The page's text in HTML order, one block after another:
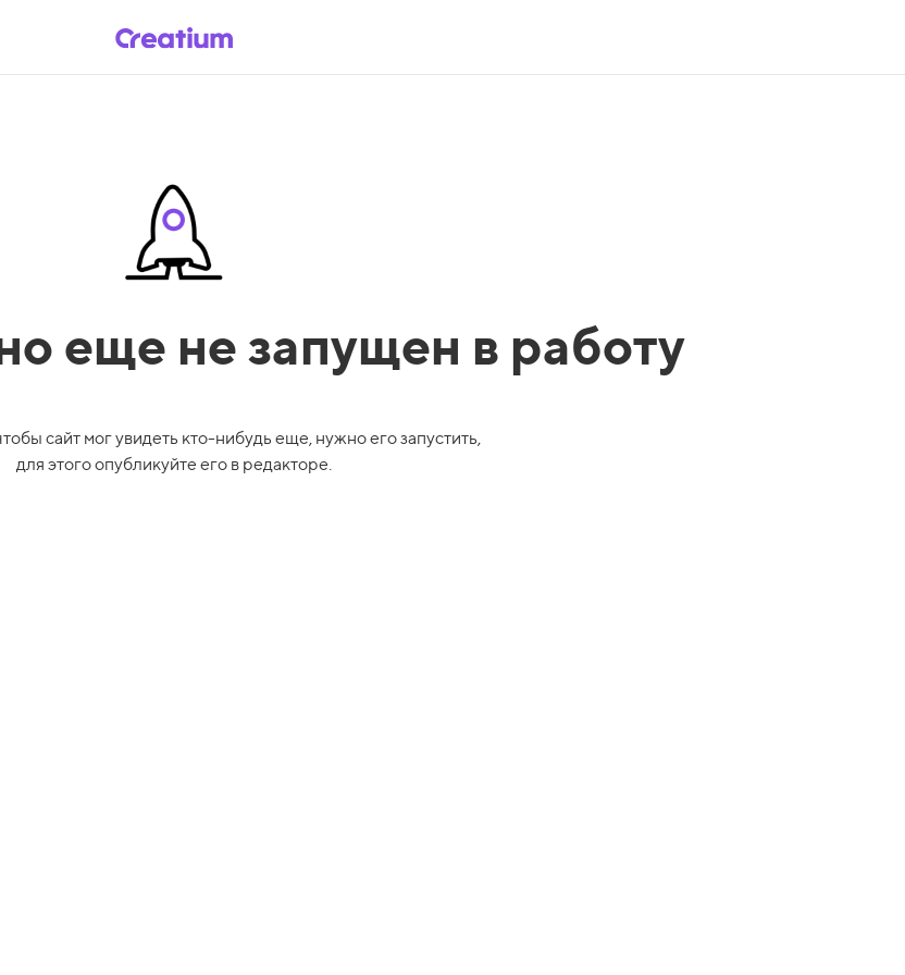
еще не запущен в работу
сайт мог увидеть кто-нибудь еще, нужно его запустить,
для этого опубликуйте его в редакторе.